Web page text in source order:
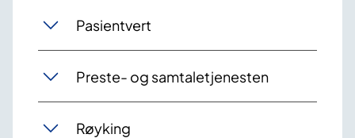
Pasientvert
Preste- og samtaletjenesten
Røyking